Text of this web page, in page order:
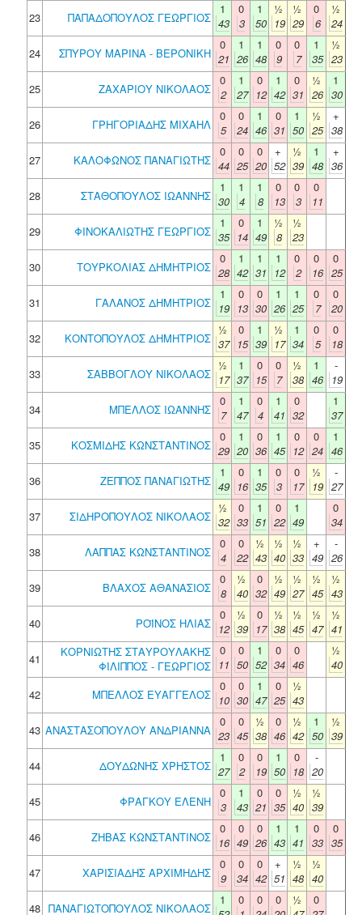
23
ΠΑΠΑΔΟΠΟΥΛΟΣ ΓΕΩΡΓΙΟΣ
1
43
0
3
1
50
½
19
½
29
0
6
½
24
24
ΣΠΥΡΟΥ ΜΑΡΙΝΑ - ΒΕΡΟΝΙΚΗ
0
21
1
26
1
48
0
9
0
7
1
35
½
23
25
ΖΑΧΑΡΙΟΥ ΝΙΚΟΛΑΟΣ
0
2
1
27
0
12
1
42
0
31
½
26
1
30
26
ΓΡΗΓΟΡΙΑΔΗΣ ΜΙΧΑΗΛ
0
5
0
24
1
46
0
31
1
50
½
25
+
38
27
ΚΑΛΟΦΩΝΟΣ ΠΑΝΑΓΙΩΤΗΣ
0
44
0
25
0
20
+
52
½
39
1
48
+
36
28
ΣΤΑΘΟΠΟΥΛΟΣ ΙΩΑΝΝΗΣ
1
30
1
4
1
8
0
13
0
3
0
11
29
ΦΙΝΟΚΑΛΙΩΤΗΣ ΓΕΩΡΓΙΟΣ
1
35
0
14
1
49
½
8
½
23
30
ΤΟΥΡΚΟΛΙΑΣ ΔΗΜΗΤΡΙΟΣ
0
28
1
42
1
31
1
12
0
2
0
16
0
25
31
ΓΑΛΑΝΟΣ ΔΗΜΗΤΡΙΟΣ
1
19
0
13
0
30
1
26
1
25
0
7
0
20
32
ΚΟΝΤΟΠΟΥΛΟΣ ΔΗΜΗΤΡΙΟΣ
½
37
0
15
1
39
½
17
1
34
0
5
0
18
33
ΣΑΒΒΟΓΛΟΥ ΝΙΚΟΛΑΟΣ
½
17
1
37
0
15
0
7
½
38
1
46
-
19
34
ΜΠΕΛΛΟΣ ΙΩΑΝΝΗΣ
0
7
1
47
0
4
1
41
0
32
1
37
35
ΚΟΣΜΙΔΗΣ ΚΩΝΣΤΑΝΤΙΝΟΣ
0
29
1
20
0
36
1
45
0
12
0
24
1
46
36
ΖΕΠΠΟΣ ΠΑΝΑΓΙΩΤΗΣ
1
49
0
16
1
35
0
3
0
17
½
19
-
27
37
ΣΙΔΗΡΟΠΟΥΛΟΣ ΝΙΚΟΛΑΟΣ
½
32
0
33
1
51
0
22
1
49
0
34
38
ΛΑΠΠΑΣ ΚΩΝΣΤΑΝΤΙΝΟΣ
0
4
0
22
½
43
½
40
½
33
+
49
-
26
39
ΒΛΑΧΟΣ ΑΘΑΝΑΣΙΟΣ
0
8
½
40
0
32
½
49
½
27
½
45
½
43
40
ΡΟΪΝΟΣ ΗΛΙΑΣ
0
12
½
39
0
17
½
38
½
45
½
47
½
41
41
ΚΟΡΝΙΩΤΗΣ ΣΤΑΥΡΟΥΛΑΚΗΣ
ΦΙΛΙΠΠΟΣ - ΓΕΩΡΓΙΟΣ
0
11
0
50
1
52
0
34
0
46
½
40
42
ΜΠΕΛΛΟΣ ΕΥΑΓΓΕΛΟΣ
0
10
0
30
1
47
0
25
½
43
43 ΑΝΑΣΤΑΣΟΠΟΥΛΟΥ ΑΝΔΡΙΑΝΝΑ
0
23
0
45
½
38
0
46
½
42
1
50
½
39
44
ΔΟΥΔΩΝΗΣ ΧΡΗΣΤΟΣ
1
27
0
2
0
19
1
50
0
18
-
20
45
ΦΡΑΓΚΟΥ ΕΛΕΝΗ
0
3
1
43
0
21
0
35
½
40
½
39
46
ΖΗΒΑΣ ΚΩΝΣΤΑΝΤΙΝΟΣ
0
16
0
49
0
26
1
43
1
41
0
33
0
35
47
ΧΑΡΙΣΙΑΔΗΣ ΑΡΧΙΜΗΔΗΣ
0
9
0
34
0
42
+
51
½
48
½
40
48 ΠΑΝΑΓΙΩΤΟΠΟΥΛΟΣ ΝΙΚΟΛΑΟΣ
1
0
0
0
½
0